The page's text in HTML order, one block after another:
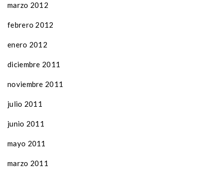
marzo 2012
febrero 2012
enero 2012
diciembre 2011
noviembre 2011
julio 2011
junio 2011
mayo 2011
marzo 2011